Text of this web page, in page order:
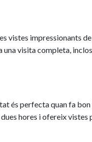
vistes impressionants
una visita completa,
és perfecta quan fa bon
hores i ofereix vistes